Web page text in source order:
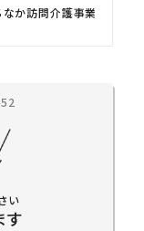
か訪問介護事業
い
す